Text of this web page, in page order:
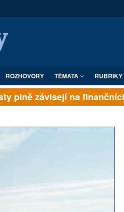
ROZHOVORY TÉMATA RUBRIKY
plně závisejí na